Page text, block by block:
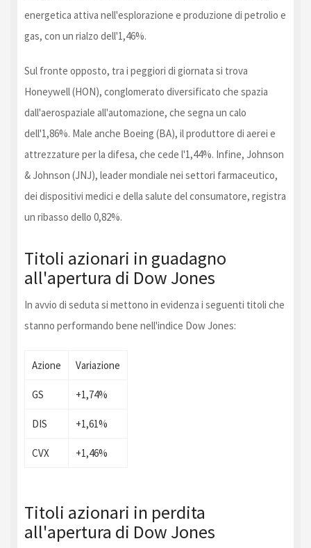
energetica attiva nell'esplorazione e produzione di petrolio e
gas, con un rialzo dell'1,46%.
Sul fronte opposto, tra i peggiori di giornata si trova
Honeywell (HON), conglomerato diversificato che spazia
dall'aerospaziale all'automazione, che segna un calo
dell'1,86%. Male anche Boeing (BA), il produttore di aerei e
attrezzature per la difesa, che cede l'1,44%. Infine, Johnson
& Johnson (JNJ), leader mondiale nei settori farmaceutico,
dei dispositivi medici e della salute del consumatore, registra
un ribasso dello 0,82%.
Titoli azionari in guadagno
all'apertura di Dow Jones
In avvio di seduta si mettono in evidenza i seguenti titoli che
stanno performando bene nell'indice Dow Jones:
Azione Variazione
GS +1,74%
DIS +1,61%
CVX +1,46%
Titoli azionari in perdita
all'apertura di Dow Jones